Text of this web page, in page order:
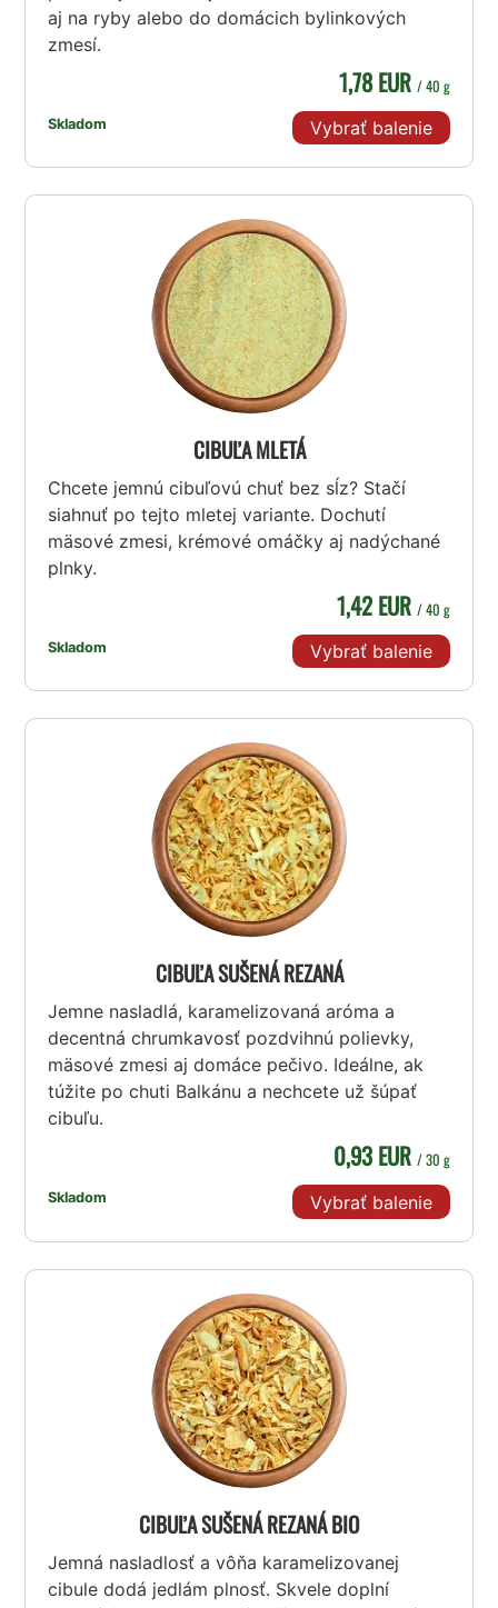
aj na ryby alebo do domácich bylinkových
zmesí.
Skladom
1,78 EUR / 40 g
Vybrať balenie
CIBUĽA MLETÁ
Chcete jemnú cibuľovú chuť bez sĺz? Stačí
siahnuť po tejto mletej variante. Dochutí
mäsové zmesi, krémové omáčky aj nadýchané
plnky.
Skladom
1,42 EUR / 40 g
Vybrať balenie
CIBUĽA SUŠENÁ REZANÁ
Jemne nasladlá, karamelizovaná aróma a
decentná chrumkavosť pozdvihnú polievky,
mäsové zmesi aj domáce pečivo. Ideálne, ak
túžite po chuti Balkánu a nechcete už šúpať
cibuľu.
Skladom
0,93 EUR / 30 g
Vybrať balenie
CIBUĽA SUŠENÁ REZANÁ BIO
Jemná nasladlosť a vôňa karamelizovanej
cibule dodá jedlám plnosť. Skvele doplní